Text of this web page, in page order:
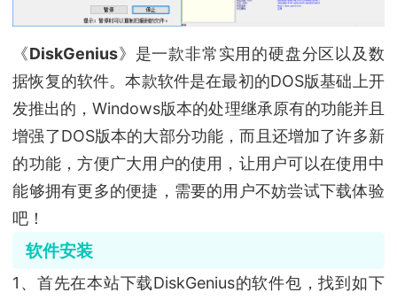
《DiskGenius》是一款非常实用的硬盘分区以及数
据恢复的软件。本款软件是在最初的DOS版基础上开
发推出的，Windows版本的处理继承原有的功能并且
增强了DOS版本的大部分功能，而且还增加了许多新
的功能，方便广大用户的使用，让用户可以在使用中
能够拥有更多的便捷，需要的用户不妨尝试下载体验
吧！
软件安装
1、首先在本站下载DiskGenius的软件包，找到如下